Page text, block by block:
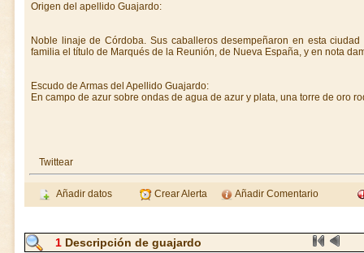
Origen del apellido Guajardo:
Noble linaje de Córdoba. Sus caballeros desempeñaron en esta
familia el título de Marqués de la Reunión, de Nueva España, y en nota
Escudo de Armas del Apellido Guajardo:
En campo de azur sobre ondas de agua de azur y plata, una torre de oro
Twittear
Añadir datos Crear Alerta Añadir Comentario
1Descripción de guajardo